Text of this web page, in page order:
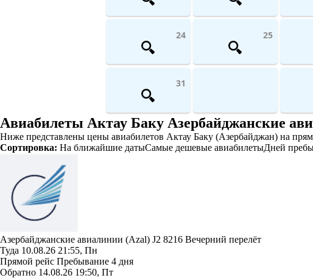
24 25
31
Авиабилеты Актау Баку Азербайджанские
Ниже представлены цены авиабилетов Актау Баку (Азербайджан) на
Сортировка: На ближайшие датыСамые дешевые авиабилетыДней
Азербайджанские авиалинии (Azal) J2 8216 Вечерний перелёт
Туда 10.08.26 21:55, Пн
Прямой рейс Пребывание 4 дня
Обратно 14.08.26 19:50, Пт